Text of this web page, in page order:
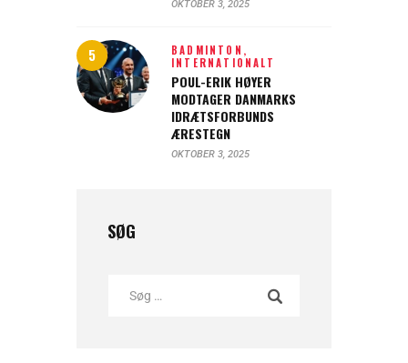
OKTOBER 3, 2025
BADMINTON,
INTERNATIONALT
POUL-ERIK HØYER
MODTAGER DANMARKS
IDRÆTSFORBUNDS
ÆRESTEGN
OKTOBER 3, 2025
SØG